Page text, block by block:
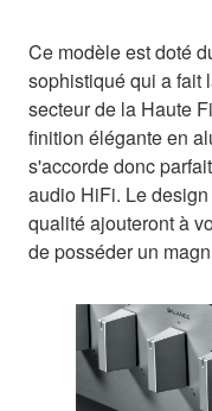
Ce modèle est doté
sophistiqué qui a fait
secteur de la Haute
finition élégante en
s'accorde donc
audio HiFi. Le
qualité ajouteront à
de posséder un